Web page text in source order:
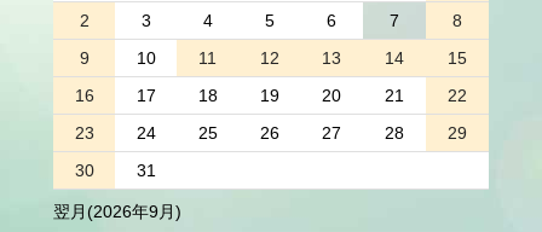
2
3 4 5 6 7
8
9
10 11 12 13 14
15
16
17 18 19 20 21
22
23
24 25 26 27 28
29
30
31
翌月(2026年9月)